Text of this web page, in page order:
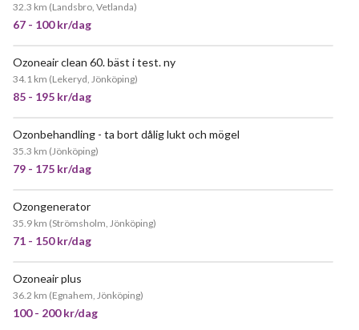
32.3 km (Landsbro, Vetlanda)
67 - 100 kr/dag
Ozoneair clean 60. bäst i test. ny
34.1 km (Lekeryd, Jönköping)
85 - 195 kr/dag
Ozonbehandling - ta bort dålig lukt och mögel
35.3 km (Jönköping)
79 - 175 kr/dag
Ozongenerator
35.9 km (Strömsholm, Jönköping)
71 - 150 kr/dag
Ozoneair plus
36.2 km (Egnahem, Jönköping)
100 - 200 kr/dag